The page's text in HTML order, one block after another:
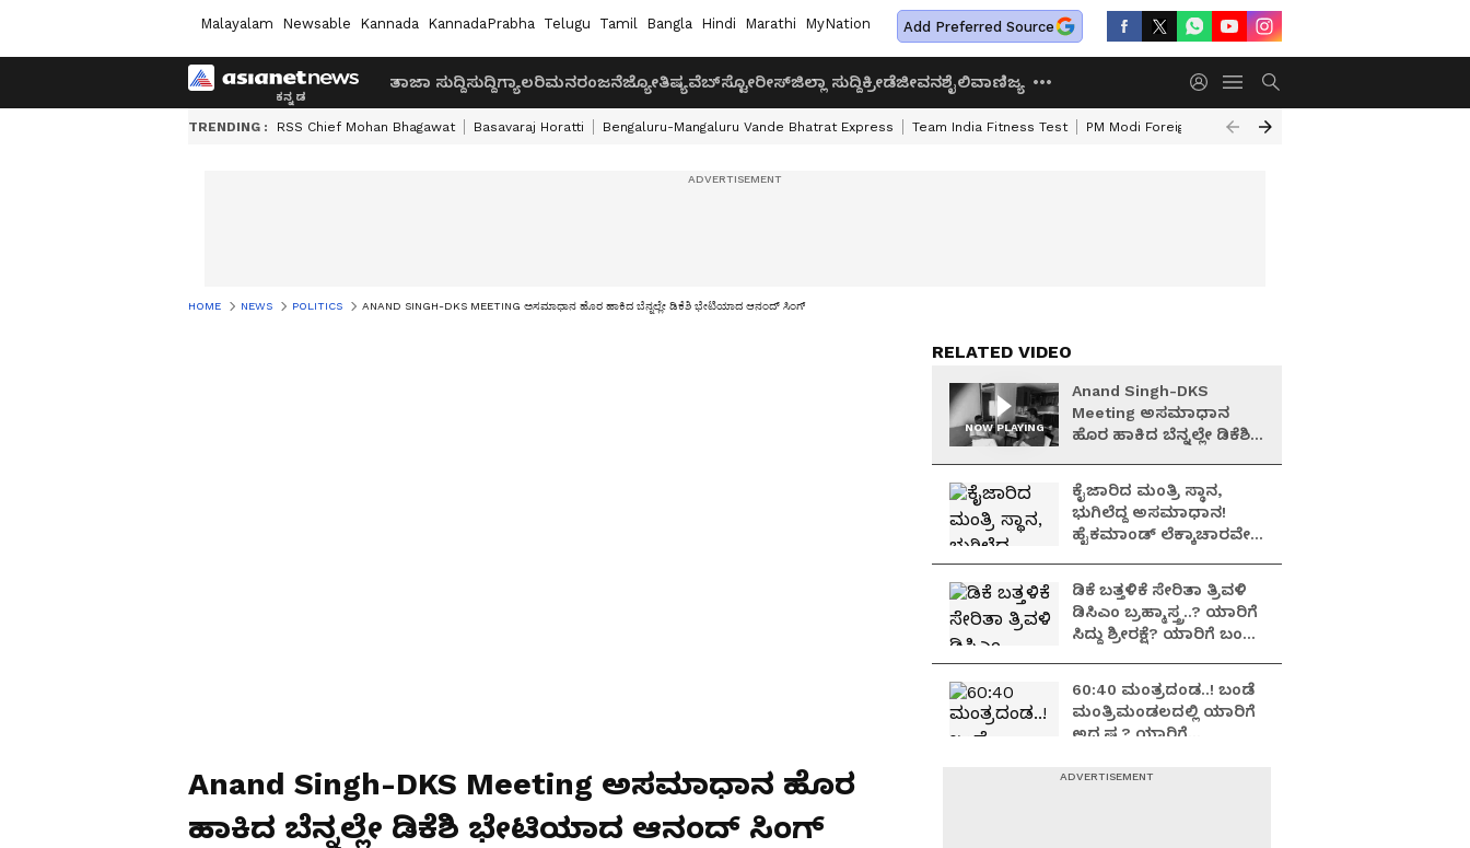
Malayalam Newsable Kannada KannadaPrabha Telugu Tamil Bangla Hindi Marathi MyNation Add Preferred Source
ತಾಜಾ ಸುದ್ದಿಸುದ್ದಿಗ್ಯಾಲರಿಮನರಂಜನೆಜ್ಯೋತಿಷ್ಯವೆಬ್‌ಸ್ಟೋರೀಸ್ಜಿಲ್ಲಾ ಸುದ್ದಿಕ್ರೀಡೆಜೀವನಶೈಲಿವಾಣಿಜ್ಯ
TRENDING : RSS Chief Mohan Bhagawat Basavaraj Horatti Bengaluru-Mangaluru Vande Bhatrat Express Team India Fitness Test PM Modi Foreign Travel Expenditure
HOME NEWS POLITICS ANAND SINGH-DKS MEETING ಅಸಮಾಧಾನ ಹೊರ ಹಾಕಿದ ಬೆನ್ನಲ್ಲೇ ಡಿಕೆಶಿ ಭೇಟಿಯಾದ ಆನಂದ್ ಸಿಂಗ್
Anand Singh-DKS Meeting ಅಸಮಾಧಾನ ಹೊರ
ಹಾಕಿದ ಬೆನ್ನಲ್ಲೇ ಡಿಕೆಶಿ ಭೇಟಿಯಾದ ಆನಂದ್ ಸಿಂಗ್
RELATED VIDEO
NOW PLAYING
Anand Singh-DKS
Meeting ಅಸಮಾಧಾನ
ಹೊರ ಹಾಕಿದ ಬೆನ್ನಲ್ಲೇ ಡಿಕೆಶಿ
ಕೈಜಾರಿದ ಮಂತ್ರಿ ಸ್ಥಾನ,
ಭುಗಿಲೆದ್ದ ಅಸಮಾಧಾನ!
ಹೈಕಮಾಂಡ್ ಲೆಕ್ಕಾಚಾರವೇ
ಡಿಕೆ ಬತ್ತಳಿಕೆ ಸೇರಿತಾ ತ್ರಿವಳಿ
ಡಿಸಿಎಂ ಬ್ರಹ್ಮಾಸ್ತ್ರ..? ಯಾರಿಗೆ
ಸಿದ್ದು ಶ್ರೀರಕ್ಷೆ? ಯಾರಿಗೆ ಬಂಡೆ
60:40 ಮಂತ್ರದಂಡ..! ಬಂಡೆ
ಮಂತ್ರಿಮಂಡಲದಲ್ಲಿ ಯಾರಿಗೆ
ಅದೃಷ್ಟ? ಯಾರಿಗೆ